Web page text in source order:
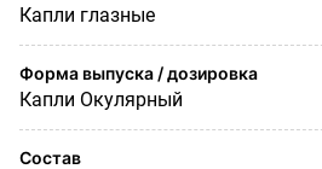
Капли глазные
Форма выпуска / дозировка
Капли Окулярный
Состав